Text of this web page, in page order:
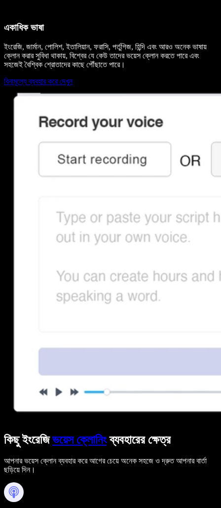
একাধিক ভাষা
ইংরেজি, জার্মান, পোলিশ, ইতালিয়ান, ফরাসি, পর্তুগিজ, হিন্দি এবং আরও অনেক ভাষায়
ক্লোন করার সুবিধা থাকায়, বিশ্বের যে কেউ তাদের ভয়েস ক্লোন করতে পারে এবং
সহজেই বৈশ্বিক শ্রোতাদের কাছে পৌঁছাতে পারে।
বিনামূল্যে ব্যবহার করে দেখুন
কিছু ইংরেজিভয়েস ক্লোনিংব্যবহারের ক্ষেত্র
আপনার ভয়েস ক্লোন ব্যবহার করে আগের চেয়ে অনেক সহজে ও দ্রুত আপনার বার্তা
ছড়িয়ে দিন।